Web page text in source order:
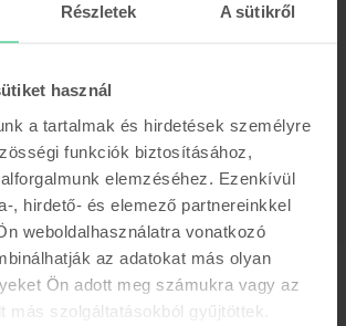
Részletek A sütikről
használ
a tartalmak és hirdetések személyre
funkciók biztosításához,
elemzéséhez. Ezenkívül
, hirdető- és elemező partnereinkkel
weboldalhasználatra vonatkozó
az adatokat más olyan
Ön adott meg számukra vagy az
más szolgáltatásokból gyűjtöttek.
12.9 (2021) 5th Gen Wifi, 1 TB, Space Gray,
információk
információk
Gyártói információk
személy elérhetőségei